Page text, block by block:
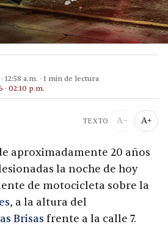
· 12:58 a.m. · 1 min de lectura
· 02:10 p.m.
TEXTO A− A+
aproximadamente 20 años
la noche de hoy
de motocicleta sobre la
, a la altura del
Brisas frente a la calle 7.